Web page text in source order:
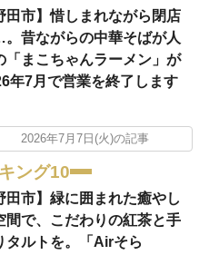
田市】惜しまれながら閉店
昔ながらの中華そばが人
「まこちゃんラーメン」が
年7月で営業を終了します
2026年7月7日(火)の記事
ング10
田市】緑に囲まれた癒やし
間で、こだわりの紅茶と手
タルトを。「Airそら